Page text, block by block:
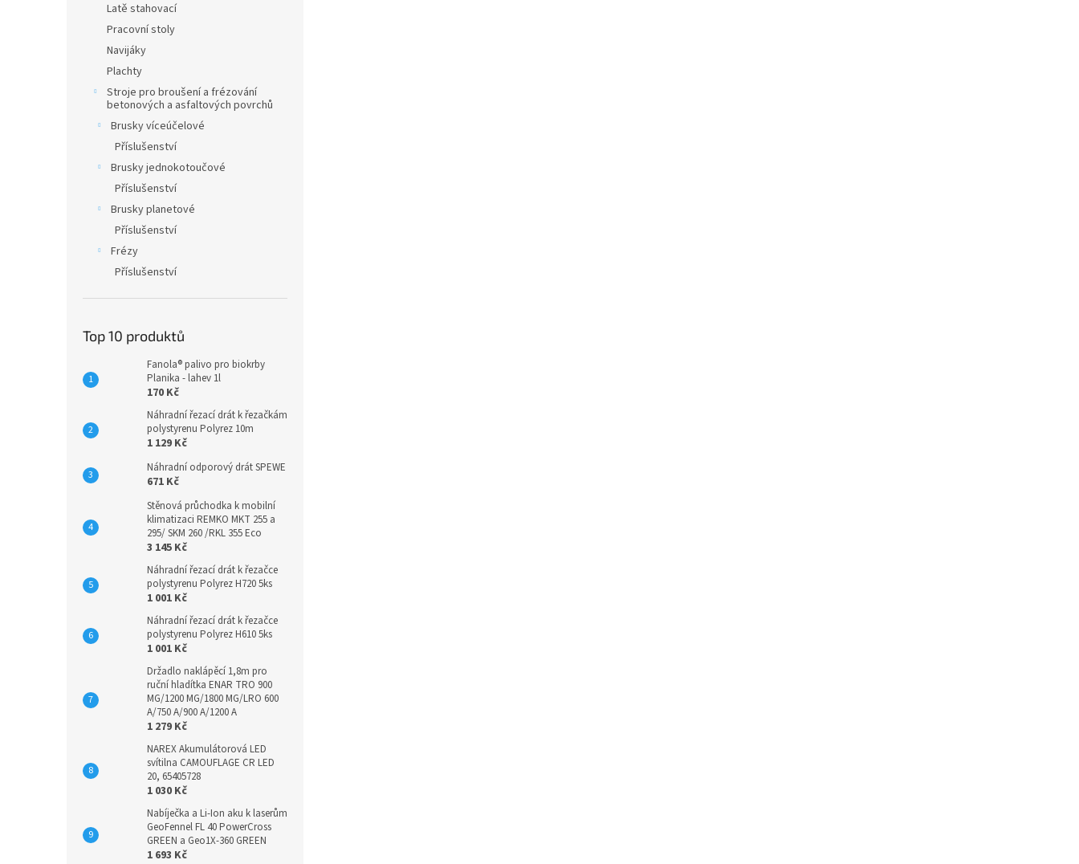
Latě stahovací
Pracovní stoly
Navijáky
Plachty
Stroje pro broušení a frézování
betonových a asfaltových povrchů
Brusky víceúčelové
Příslušenství
Brusky jednokotoučové
Příslušenství
Brusky planetové
Příslušenství
Frézy
Příslušenství
Top 10 produktů
Fanola® palivo pro biokrby
Planika - lahev 1l
170 Kč
Náhradní řezací drát k řezačkám
polystyrenu Polyrez 10m
1 129 Kč
Náhradní odporový drát SPEWE
671 Kč
Stěnová průchodka k mobilní
klimatizaci REMKO MKT 255 a
295/ SKM 260 /RKL 355 Eco
3 145 Kč
Náhradní řezací drát k řezačce
polystyrenu Polyrez H720 5ks
1 001 Kč
Náhradní řezací drát k řezačce
polystyrenu Polyrez H610 5ks
1 001 Kč
Držadlo naklápěcí 1,8m pro
ruční hladítka ENAR TRO 900
MG/1200 MG/1800 MG/LRO 600
A/750 A/900 A/1200 A
1 279 Kč
NAREX Akumulátorová LED
svítilna CAMOUFLAGE CR LED
20, 65405728
1 030 Kč
Nabíječka a Li-Ion aku k laserům
GeoFennel FL 40 PowerCross
GREEN a Geo1X-360 GREEN
1 693 Kč